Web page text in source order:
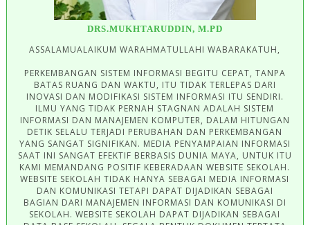
DRS.MUKHTARUDDIN, M.PD
ASSALAMUALAIKUM WARAHMATULLAHI WABARAKATUH,
PERKEMBANGAN SISTEM INFORMASI BEGITU CEPAT, TANPA
BATAS RUANG DAN WAKTU, ITU TIDAK TERLEPAS DARI
INOVASI DAN MODIFIKASI SISTEM INFORMASI ITU SENDIRI.
ILMU YANG TIDAK PERNAH STAGNAN ADALAH SISTEM
INFORMASI DAN MANAJEMEN KOMPUTER, DALAM HITUNGAN
DETIK SELALU TERJADI PERUBAHAN DAN PERKEMBANGAN
YANG SANGAT SIGNIFIKAN. MEDIA PENYAMPAIAN INFORMASI
SAAT INI SANGAT EFEKTIF BERBASIS DUNIA MAYA, UNTUK ITU
KAMI MEMANDANG POSITIF KEBERADAAN WEBSITE SEKOLAH.
WEBSITE SEKOLAH TIDAK HANYA SEBAGAI MEDIA INFORMASI
DAN KOMUNIKASI TETAPI DAPAT DIJADIKAN SEBAGAI
BAGIAN DARI MANAJEMEN INFORMASI DAN KOMUNIKASI DI
SEKOLAH. WEBSITE SEKOLAH DAPAT DIJADIKAN SEBAGAI